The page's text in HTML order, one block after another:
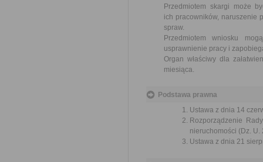
Przedmiotem skargi może
ich pracowników, naruszenie
spraw.
Przedmiotem wniosku
usprawnienie pracy i
Organ właściwy dla
miesiąca.
Podstawa prawna
Ustawa z dnia 14
Rozporządzenie
nieruchomości (Dz. U.
Ustawa z dnia 21